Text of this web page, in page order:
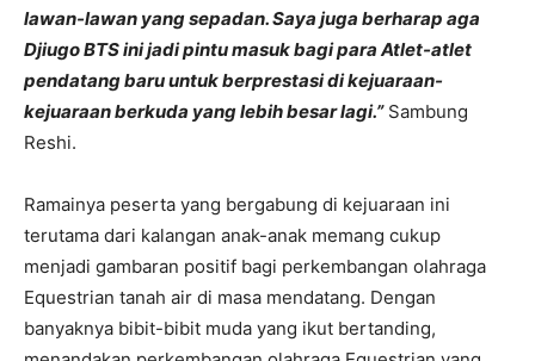
lawan-lawan yang sepadan. Saya juga berharap aga
Djiugo BTS ini jadi pintu masuk bagi para Atlet-atlet
pendatang baru untuk berprestasi di kejuaraan-
kejuaraan berkuda yang lebih besar lagi.” Sambung
Reshi.
Ramainya peserta yang bergabung di kejuaraan ini
terutama dari kalangan anak-anak memang cukup
menjadi gambaran positif bagi perkembangan olahraga
Equestrian tanah air di masa mendatang. Dengan
banyaknya bibit-bibit muda yang ikut bertanding,